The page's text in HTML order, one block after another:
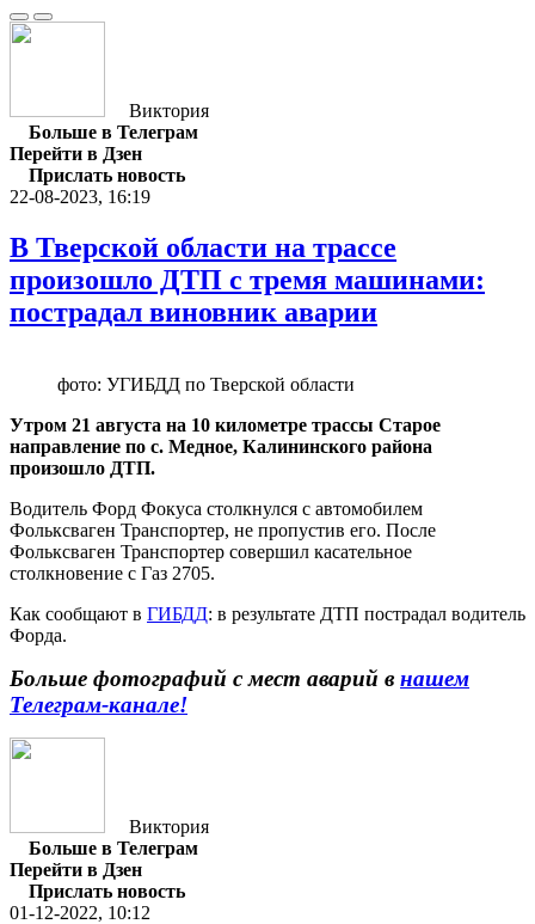
Виктория
Больше в Телеграм
Перейти в Дзен
Прислать новость
22-08-2023, 16:19
В Тверской области на трассе
произошло ДТП с тремя машинами:
пострадал виновник аварии
фото: УГИБДД по Тверской области
Утром 21 августа на 10 километре трассы Старое
направление по с. Медное, Калининского района
произошло ДТП.
Водитель Форд Фокуса столкнулся с автомобилем
Фольксваген Транспортер, не пропустив его. После
Фольксваген Транспортер совершил касательное
столкновение с Газ 2705.
Как сообщают в ГИБДД: в результате ДТП пострадал водитель
Форда.
Больше фотографий с мест аварий в нашем
Телеграм-канале!
Виктория
Больше в Телеграм
Перейти в Дзен
Прислать новость
01-12-2022, 10:12